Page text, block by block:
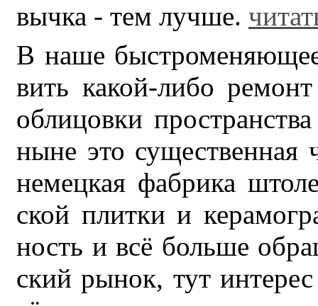
выч­ка - тем луч­ше.
В на­ше
вить ка­кой-ли­бо
об­ли­цов­ки
ны­не это су­ще­ствен­ная
не­мец­кая фаб­ри­ка
ской плит­ки и
ность и всё боль­ше
ский ры­нок, тут